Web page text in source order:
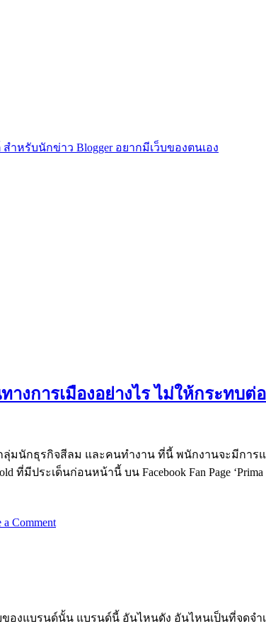
หรับนักข่าว Blogger อยากมีเว็บของตนเอง
งการเมืองอย่างไร ไม่ให้กระทบต่
มนักธุรกิจสีลม และคนทำงาน ที่นี้ พนักงานจะมีการ
ที่มีประเด็นก่อนหน้านี้ บน Facebook Fan Page
a Comment
ของแบรนด์นั้น แบรนด์นี้ อันไหนดัง อันไหนเป็นที่จดจ